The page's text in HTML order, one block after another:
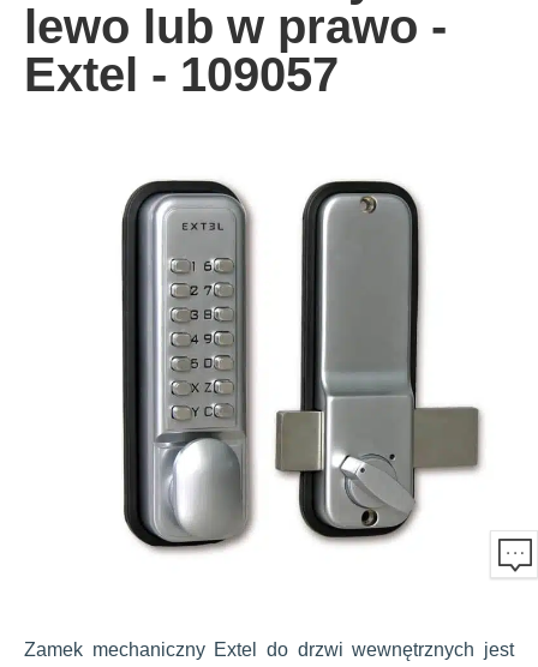
lewo lub w prawo -
Extel - 109057
Zamek mechaniczny Extel do drzwi wewnętrznych jest